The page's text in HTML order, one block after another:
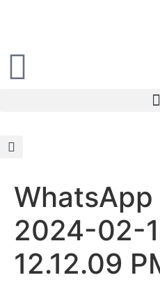
WhatsApp
2024-02-
12.12.09